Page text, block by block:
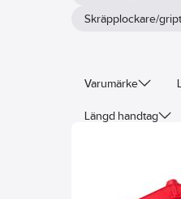
Skräpplockare/
Varumärke
Längd handtag